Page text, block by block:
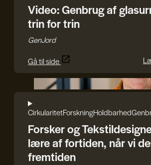
Video: Genbrug af
trin for trin
GenJord
Gå til side
Rasmus Blicher
CirkularitetForskningHoldbarhed
Forsker og
lære af fortiden, når vi
fremtiden